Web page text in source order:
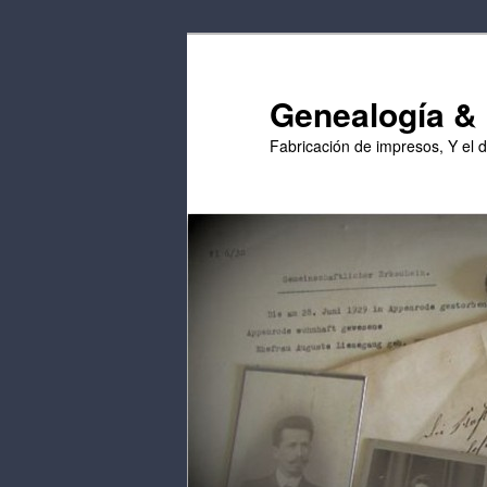
Genealogía
Fabricación de impresos, Y el